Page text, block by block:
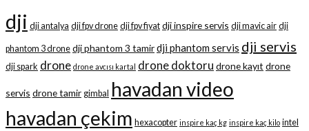
dji dji antalya dji fpv drone dji fpv fiyat dji inspire servis dji mavic air dji
phantom 3 drone dji phantom 3 tamirdji phantom servis dji servis
dji spark drone drone avcısı kartal drone doktoru drone kayıt drone
servis drone tamir gimbal havadan video
havadan çekim hexacopter inspire kaç kg inspire kaç kilo intel